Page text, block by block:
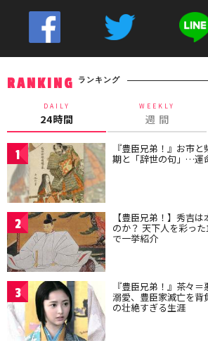
RANKING ランキング
DAILY
24時間
WEEKLY
週 間
1 『豊臣兄弟！』お市
期と「辞世の句」…運
2 【豊臣兄弟！】秀吉
のか？ 天下人を彩っ
で一挙紹介
3 『豊臣兄弟！』茶々
溺愛、豊臣家滅亡を背
の壮絶すぎる生涯